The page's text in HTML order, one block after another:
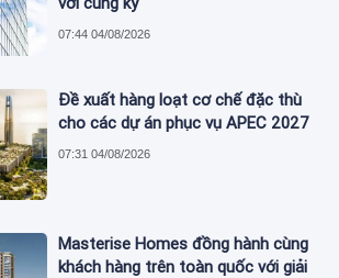
07:44 04/08/2026
Đề xuất hàng loạt cơ chế đặc thù
cho các dự án phục vụ APEC 2027
07:31 04/08/2026
Masterise Homes đồng hành cùng
khách hàng trên toàn quốc với giải